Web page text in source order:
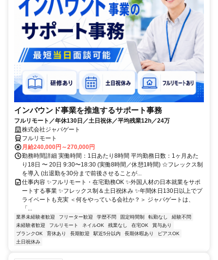
インバウンド事業を推進するサポート事務
フルリモート／年休130日／土日祝休／平均残業12h／24万
株式会社ジャパゲート
フルリモート
月給240,000円～270,000円
勤務時間詳細 実働時間：1日あたり8時間 平均勤務日数：1ヶ月あた
り18日 〜 20日 9:30〜18:30 (実働8時間／休憩1時間) ☆フレックス制
を導入 (出退勤を30分まで前後させることが...
仕事内容 ✨フルリモート・在宅勤務OK ✨外国人材の日本就業をサポ
ートする事業 ✨フレックス制＆土日祝休み ✨年間休日130日以上でプ
ライベートも充実 ＜何をやっている会社か？＞ ジャパゲートは、
「...
業界未経験者歓迎 フリーター歓迎 学歴不問 固定時間制 転勤なし
経験不問
未経験者歓迎
フルリモート ネイルOK 残業なし 在宅OK
賞与あり
ブランクOK
育休あり 長期歓迎 駅近5分以内 長期休暇あり
ピアスOK
土日祝休み